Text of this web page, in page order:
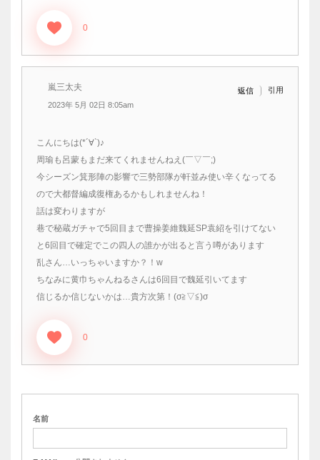
0
嵐三太夫
2023年 5月 02日 8:05am
返信 引用
こんにちは(*´∀`)♪
周瑜も呂蒙もまだ来てくれませんねえ(￣▽￣;)
今シーズン箕形陣の影響で三勢部隊が軒並み使い辛くなってる
ので大都督編成復権あるかもしれませんね！
話は変わりますが
巷で秘蔵ガチャで5回目まで曹操姜維魏延SP袁紹を引けてない
と6回目で確定でこの四人の誰かが出ると言う噂があります
乱さん…いっちゃいますか？！w
ちなみに黄巾ちゃんねるさんは6回目で魏延引いてます
信じるか信じないかは…貴方次第！(σ≧▽≦)σ
0
名前